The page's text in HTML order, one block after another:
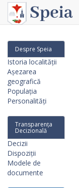
Despre Speia
Istoria localității
Așezarea
geografică
Populația
Personalități
Transparența
Decizională
Decizii
Dispoziții
Modele de
documente